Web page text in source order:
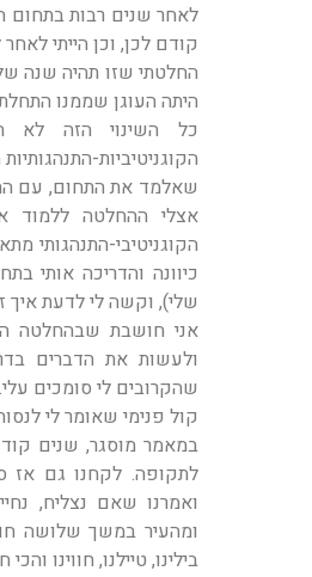
לאחר שנים רבות בתחום
קודם לכן, וכן הייתי
החלטתי שזו תהיה שנה
היתה העוגן שממנו
כל השינוי הזה לא
הקוגניטיביות-
שאלמד את התחום, עם
אצלי ההחלטה ללמוד
הקוגניטיבי-התנהגותי
כיוונה והדריכה אותי
שלי), וקשה לי לדעת איך
אני חושבת שבהחלטה
ולעשות את הדברים
שהקרובים לי סומכים עלי.
קול פנימי שאומר לי
במאמר מוסגר, שנים
לתקופה. לקחנו גם אז
ואמרנו שאם נצליח,
ומהעיר במשך שלושה
בילינו, טיילנו, חווינו